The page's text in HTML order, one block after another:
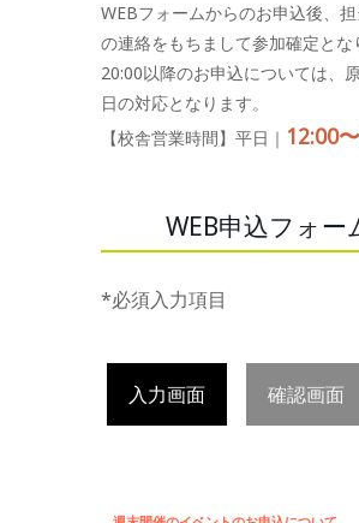
WEBフォームからのお申込後、
の連絡をもちまして参加確定とな
20:00以降のお申込については、
日の対応となります。
【校舎営業時間】平日｜ 12:00
WEB申込フォー
*必須入力項目
入力画面 確認画面